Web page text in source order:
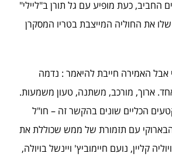
החביב, כעת מופיע עם גל תורן ב"ליילי"
את החוליה המייצבת בטריו המסקרן
אבל האמירה חייבת להיאמר : נדמה
ארוך, מורכב, משתנה, טעון משמעות.
הכליים שונים בהקשר זה – חו"ל
עם תזמורת של ממש שכוללת את
קליין, נועם חיימוביץ' ויינשל בויולה,